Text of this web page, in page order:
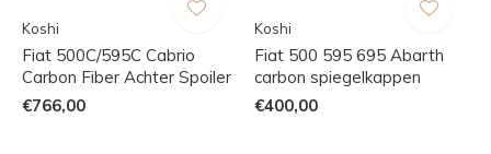
Koshi
Fiat 500C/595C Cabrio
Carbon Fiber Achter Spoiler
€766,00
Koshi
Fiat 500 595 695 Abarth
carbon spiegelkappen
€400,00